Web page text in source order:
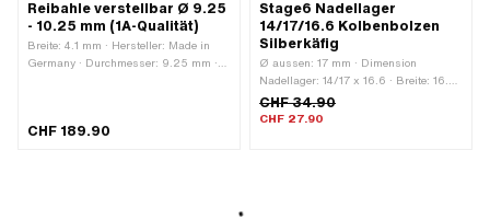
Reibahle verstellbar Ø 9.25
- 10.25 mm (1A-Qualität)
Breite: 4.1 mm · Hersteller: Made in
Germany · Durchmesser: 9.25 mm ·
CHF 189.90
Stage6 Nadellager
14/17/16.6 Kolbenbolzen
Silberkäfig
Ø aussen: 17 mm · Dimension
Nadellager: 14/17 x 16.6 · Breite: 16.6
mm · Hersteller: Stage6 · Lagerkäfig:
Silberkäfig · Lagerart:
CHF 34.90
CHF 27.90